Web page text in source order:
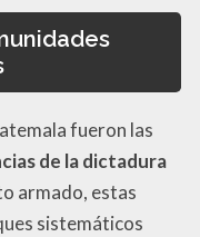
fueron las
de la dictadura
armado, estas
sistemáticos